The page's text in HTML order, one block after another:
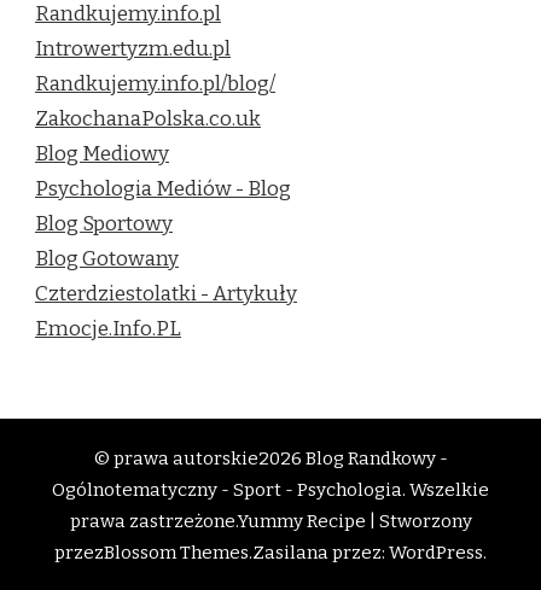
Randkujemy.info.pl
Introwertyzm.edu.pl
Randkujemy.info.pl/blog/
ZakochanaPolska.co.uk
Blog Mediowy
Psychologia Mediów - Blog
Blog Sportowy
Blog Gotowany
Czterdziestolatki - Artykuły
Emocje.Info.PL
© prawa autorskie2026 Blog Randkowy -
Ogólnotematyczny - Sport - Psychologia. Wszelkie
prawa zastrzeżone.Yummy Recipe | Stworzony
przezBlossom Themes.Zasilana przez: WordPress.